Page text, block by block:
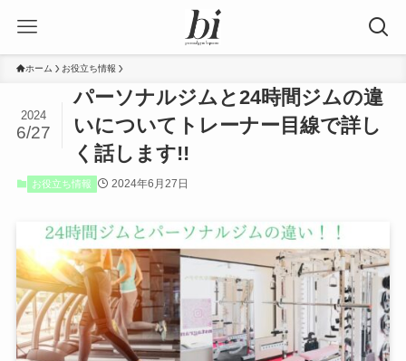
ホーム お役立ち情報
パーソナルジムと24時間ジムの違
いについてトレーナー目線で詳し
く話します!!
2024
6/27
お役立ち情報 2024年6月27日